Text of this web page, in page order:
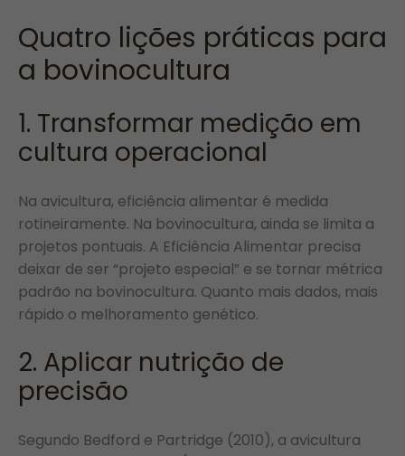
Quatro lições práticas para
a bovinocultura
1. Transformar medição em
cultura operacional
Na avicultura, eficiência alimentar é medida
rotineiramente. Na bovinocultura, ainda se limita a
projetos pontuais. A Eficiência Alimentar precisa
deixar de ser “projeto especial” e se tornar métrica
padrão na bovinocultura. Quanto mais dados, mais
rápido o melhoramento genético.
2. Aplicar nutrição de
precisão
Segundo Bedford e Partridge (2010), a avicultura